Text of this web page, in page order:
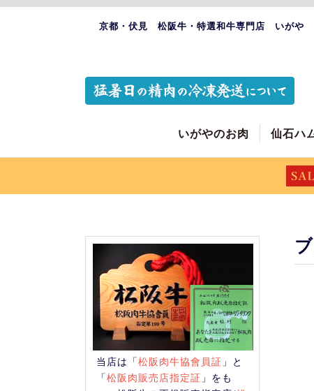
京都・伏見 松阪牛・特選和牛専門店 いがや
いがやのお肉 仙石ハ
当店は「松阪肉牛協會員証 」と
「松阪肉販売店指定証 」をも